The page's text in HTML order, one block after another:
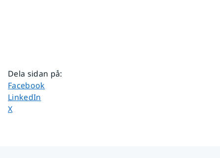
Dela sidan på:
Dela sidan på
Facebook
Dela sidan på
LinkedIn
Dela sidan på
X